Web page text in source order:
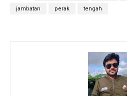
jambatan perak tengah